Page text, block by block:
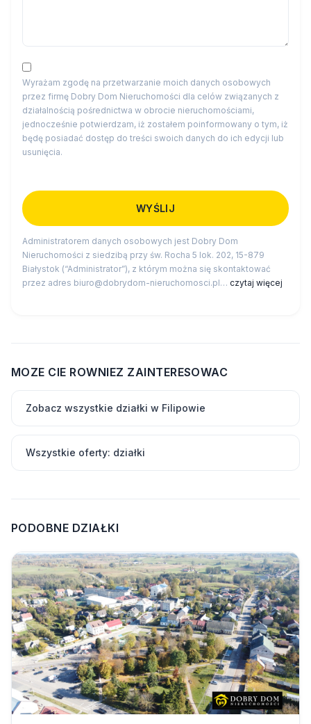
Wyrażam zgodę na przetwarzanie moich danych osobowych
przez firmę Dobry Dom Nieruchomości dla celów związanych z
działalnością pośrednictwa w obrocie nieruchomościami,
jednocześnie potwierdzam, iż zostałem poinformowany o tym, iż
będę posiadać dostęp do treści swoich danych do ich edycji lub
usunięcia.
Administratorem danych osobowych jest Dobry Dom
Nieruchomości z siedzibą przy św. Rocha 5 lok. 202, 15-879
Białystok (“Administrator”), z którym można się skontaktować
przez adres biuro@dobrydom-nieruchomosci.pl… czytaj więcej
MOZE CIE ROWNIEZ ZAINTERESOWAC
Zobacz wszystkie działki w Filipowie
Wszystkie oferty: działki
PODOBNE DZIAŁKI